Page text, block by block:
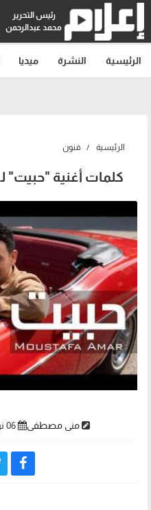
رئيس التحرير
محمد عبدالرحمن
الرئيسية النشرة ميديا
الرئيسية فنون
كلمات أغنية
منى مصطفى